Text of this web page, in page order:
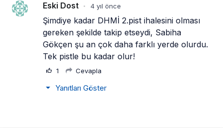
Eski Dost • 4 yıl önce
Şimdiye kadar DHMİ 2.pist ihalesini olması
gereken şekilde takip etseydi, Sabiha
Gökçen şu an çok daha farklı yerde olurdu.
Tek pistle bu kadar olur!
1 Cevapla
Yanıtları Göster